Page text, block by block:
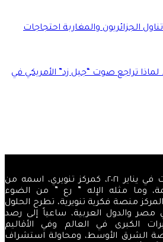
الجزائريون والمغاربة احتجاجات
تراجع صوت “جيل زد” الأمريكي في
تأسس مركز رع للدراسات في يناير ٢٠٢١، كمركز تنويري، اسمه من
وما مثله الإله ” رع ” من الضوء
منصة فكرية تنويرية، تطرح الحلول
مصر والدول العربية، ساعياً إلى رصد
الكبرى في العالم وفي الأقاليم
الشرق الأوسط، ومحاولة استشراف